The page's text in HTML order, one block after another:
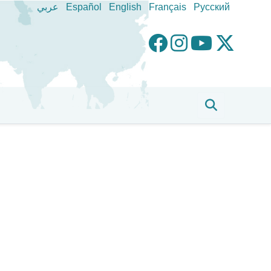
عربي Español English Français Pусский